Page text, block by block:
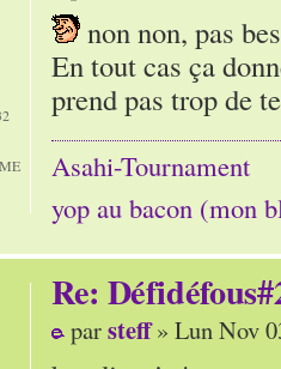
non non, pas
En tout cas ça
prend pas trop de
Asahi-Tournament
yop au bacon (mon
Re:
parsteff» Lun Nov